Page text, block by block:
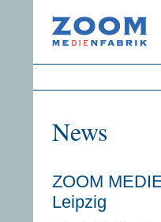
News
ZOOM
Leipzig